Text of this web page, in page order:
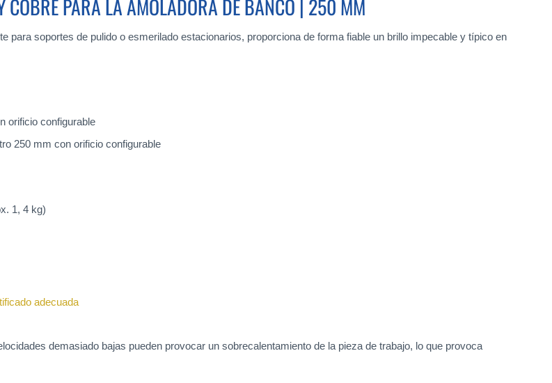
COBRE PARA LA AMOLADORA DE BANCO | 250 MM
para soportes de pulido o esmerilado estacionarios, proporciona de forma fiable un brillo impecable y típico en
orificio configurable
250 mm con orificio configurable
1, 4 kg)
adecuada
demasiado bajas pueden provocar un sobrecalentamiento de la pieza de trabajo, lo que provoca